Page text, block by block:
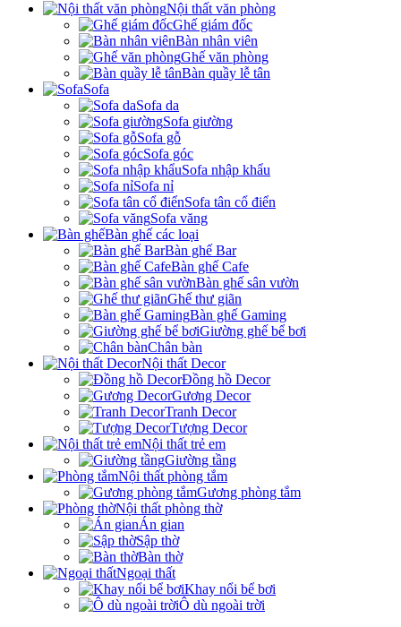
Nội thất văn phòng
Ghế giám đốc
Bàn nhân viên
Ghế văn phòng
Bàn quầy lễ tân
Sofa
Sofa da
Sofa giường
Sofa gỗ
Sofa góc
Sofa nhập khẩu
Sofa nỉ
Sofa tân cổ điển
Sofa văng
Bàn ghế các loại
Bàn ghế Bar
Bàn ghế Cafe
Bàn ghế sân vườn
Ghế thư giãn
Bàn ghế Gaming
Giường ghế bể bơi
Chân bàn
Nội thất Decor
Đồng hồ Decor
Gương Decor
Tranh Decor
Tượng Decor
Nội thất trẻ em
Giường tầng
Nội thất phòng tắm
Gương phòng tắm
Nội thất phòng thờ
Án gian
Sập thờ
Bàn thờ
Ngoại thất
Khay nổi bể bơi
Ô dù ngoài trời